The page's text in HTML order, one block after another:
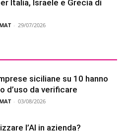
Italia, Israele e Grecia di
- 29/07/2026
siciliane su 10 hanno
d’uso da verificare
- 03/08/2026
l’AI in azienda?